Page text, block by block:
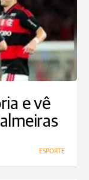
e vê
ESPORTE